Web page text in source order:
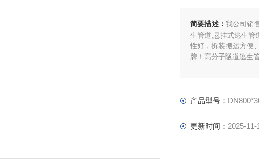
简要描述： 我公司销
生管道,悬挂式逃生管
性好，拆装搬运方便
牌！高分子隧道逃生
产品型号：
更新时间： 2025-11-